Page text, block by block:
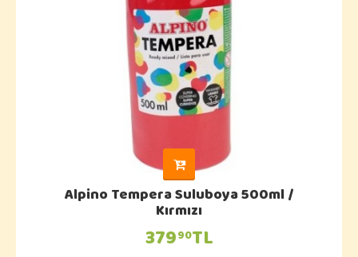
Alpino Tempera Suluboya 500ml /
Kırmızı
37990TL